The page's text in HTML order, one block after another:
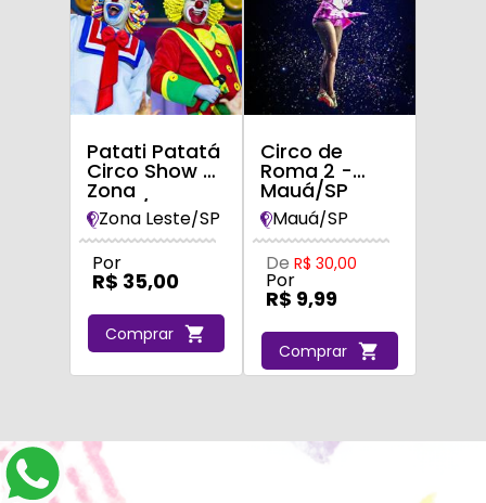
Patati Patatá
Circo Show -
Zona
Leste/SP
Zona Leste/SP
Por
R$ 35,00
Comprar
Circo de
Roma 2 -
Mauá/SP
Mauá/SP
De R$ 30,00
Por
R$ 9,99
Comprar